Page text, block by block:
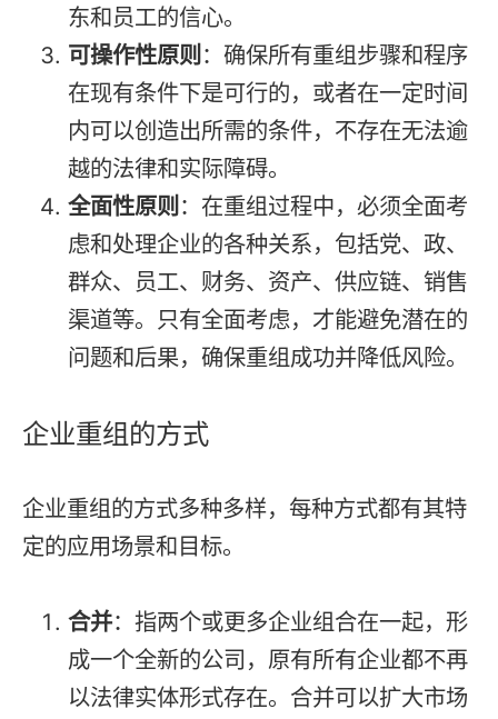
东和员工的信心。
可操作性原则 ：确保所有重组步骤和程序
在现有条件下是可行的，或者在一定时间
内可以创造出所需的条件，不存在无法逾
越的法律和实际障碍。
全面性原则 ：在重组过程中，必须全面考
虑和处理企业的各种关系，包括党、政、
群众、员工、财务、资产、供应链、销售
渠道等。只有全面考虑，才能避免潜在的
问题和后果，确保重组成功并降低风险。
企业重组的方式
企业重组的方式多种多样，每种方式都有其特
定的应用场景和目标。
合并：指两个或更多企业组合在一起，形
成一个全新的公司，原有所有企业都不再
以法律实体形式存在。合并可以扩大市场